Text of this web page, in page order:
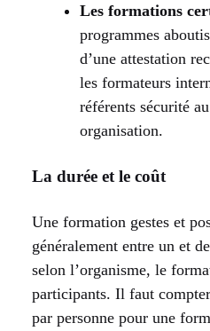
Les formations
programmes
d’une attestation
les formateurs
référents sécurité
organisation.
La durée et le coût
Une formation gestes et
généralement entre un et
selon l’organisme, le
participants. Il faut
par personne pour une